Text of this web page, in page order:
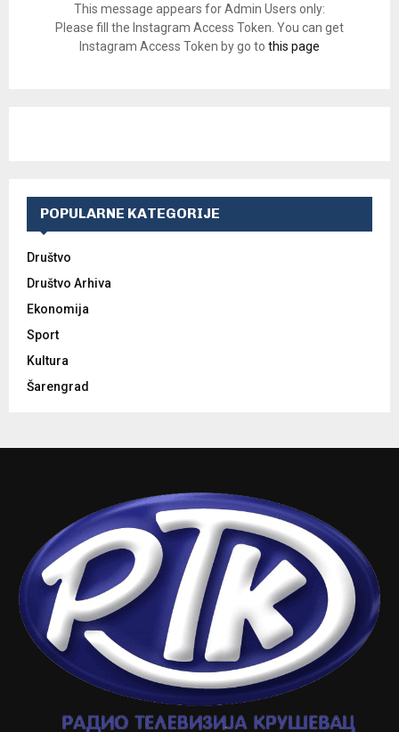
This message appears for Admin Users only:
Please fill the Instagram Access Token. You can get
Instagram Access Token by go to this page
POPULARNE KATEGORIJE
Društvo
Društvo Arhiva
Ekonomija
Sport
Kultura
Šarengrad